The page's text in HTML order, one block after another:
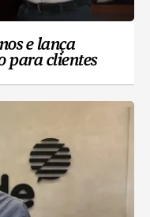
e lança
para clientes